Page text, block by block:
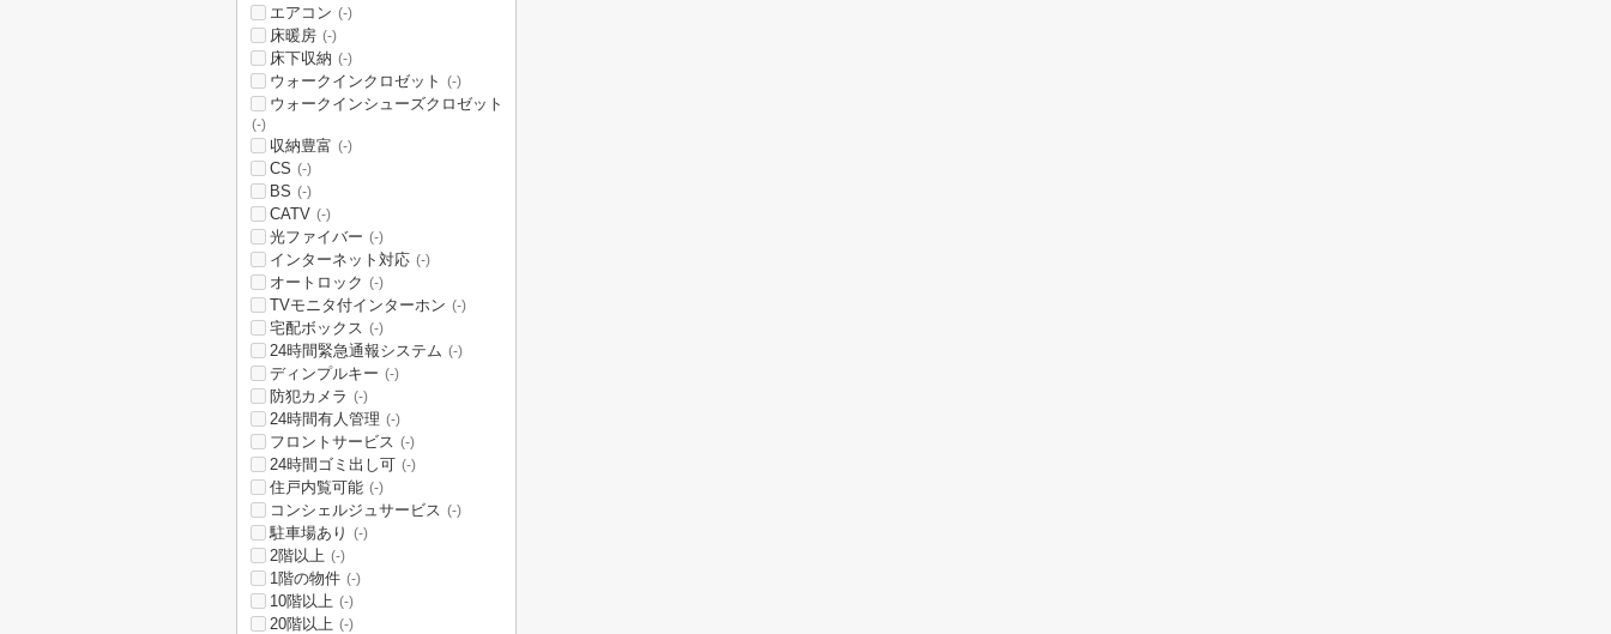
エアコン (-)
床暖房 (-)
床下収納 (-)
ウォークインクロゼット (-)
ウォークインシューズクロゼット
(-)
収納豊富 (-)
CS (-)
BS (-)
CATV (-)
光ファイバー (-)
インターネット対応 (-)
オートロック (-)
TVモニタ付インターホン (-)
宅配ボックス (-)
24時間緊急通報システム (-)
ディンプルキー (-)
防犯カメラ (-)
24時間有人管理 (-)
フロントサービス (-)
24時間ゴミ出し可 (-)
住戸内覧可能 (-)
コンシェルジュサービス (-)
駐車場あり (-)
2階以上 (-)
1階の物件 (-)
10階以上 (-)
20階以上 (-)